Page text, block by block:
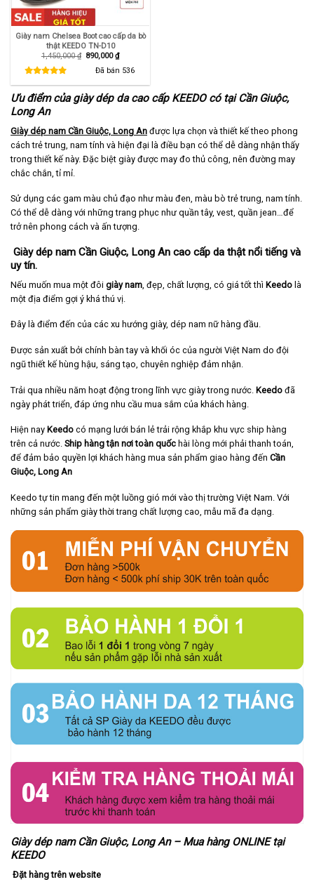
Giày nam Chelsea Boot cao cấp da bò
thật KEEDO TN-D10
1,450,000₫ Giá
1,450,000 ₫.
890,000₫Giá
hiện
tại
là:
890,000 ₫.
Đã bán 536
Ưu điểm của giày dép da cao cấp KEEDO có tại Cần Giuộc,
Long An
Giày dép nam Cần Giuộc, Long An được lựa chọn và thiết kế theo phong
cách trẻ trung, nam tính và hiện đại là điều bạn có thể dễ dàng nhận thấy
trong thiết kế này. Đặc biệt giày được may đo thủ công, nên đường may
chắc chắn, tỉ mỉ.
Sử dụng các gam màu chủ đạo như màu đen, màu bò trẻ trung, nam tính.
Có thể dễ dàng với những trang phục như quần tây, vest, quần jean…để
trở nên phong cách và ấn tượng.
Giày dép nam Cần Giuộc, Long An cao cấp da thật nổi tiếng và
uy tín.
Nếu muốn mua một đôi giày nam , đẹp, chất lượng, có giá tốt thì Keedo là
một địa điểm gợi ý khá thú vị.
Đây là điểm đến của các xu hướng giày, dép nam nữ hàng đầu.
Được sản xuất bởi chính bàn tay và khối óc của người Việt Nam do đội
ngũ thiết kế hùng hậu, sáng tạo, chuyên nghiệp đảm nhận.
Trải qua nhiều năm hoạt động trong lĩnh vực giày trong nước. Keedo đã
ngày phát triển, đáp ứng nhu cầu mua sắm của khách hàng.
Hiện nay Keedo có mạng lưới bán lẻ trải rộng khắp khu vực ship hàng
trên cả nước. Ship hàng tận nơi toàn quốc hài lòng mới phải thanh toán,
để đảm bảo quyền lợi khách hàng mua sản phẩm giao hàng đến Cần
Giuộc, Long An
Keedo tự tin mang đến một luồng gió mới vào thị trường Việt Nam. Với
những sản phẩm giày thời trang chất lượng cao, mẫu mã đa dạng.
Giày dép nam Cần Giuộc, Long An – Mua hàng ONLINE tại
KEEDO
Đặt hàng trên website